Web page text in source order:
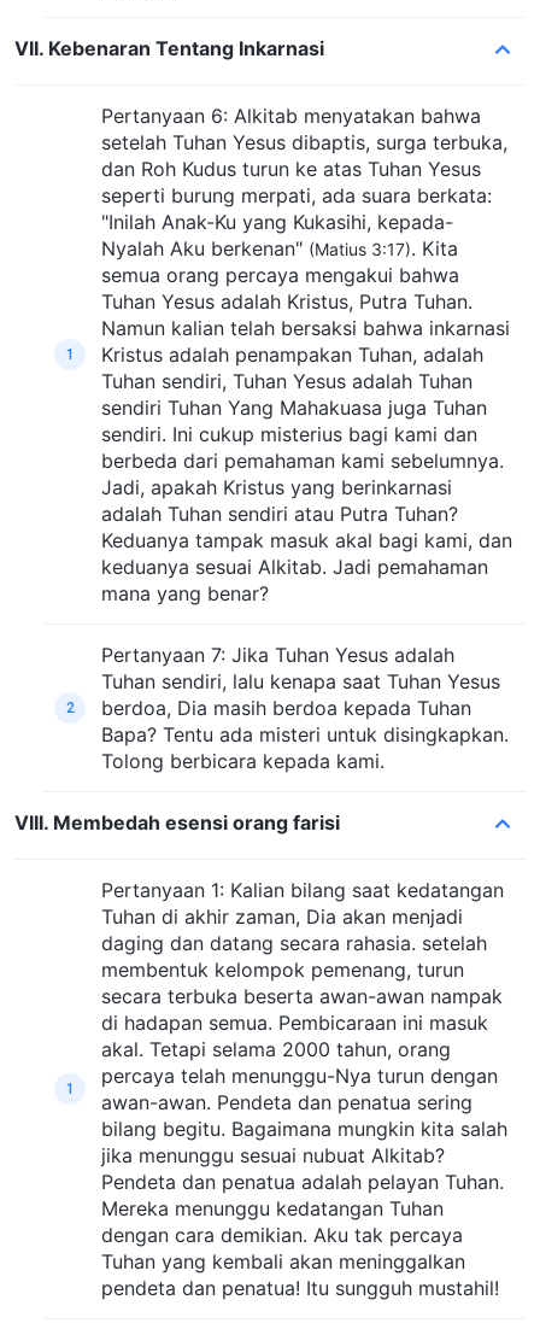
VII. Kebenaran Tentang Inkarnasi
1
Pertanyaan 6: Alkitab menyatakan bahwa
setelah Tuhan Yesus dibaptis, surga terbuka,
dan Roh Kudus turun ke atas Tuhan Yesus
seperti burung merpati, ada suara berkata:
"Inilah Anak-Ku yang Kukasihi, kepada-
Nyalah Aku berkenan" (Matius 3:17). Kita
semua orang percaya mengakui bahwa
Tuhan Yesus adalah Kristus, Putra Tuhan.
Namun kalian telah bersaksi bahwa inkarnasi
Kristus adalah penampakan Tuhan, adalah
Tuhan sendiri, Tuhan Yesus adalah Tuhan
sendiri Tuhan Yang Mahakuasa juga Tuhan
sendiri. Ini cukup misterius bagi kami dan
berbeda dari pemahaman kami sebelumnya.
Jadi, apakah Kristus yang berinkarnasi
adalah Tuhan sendiri atau Putra Tuhan?
Keduanya tampak masuk akal bagi kami, dan
keduanya sesuai Alkitab. Jadi pemahaman
mana yang benar?
2
Pertanyaan 7: Jika Tuhan Yesus adalah
Tuhan sendiri, lalu kenapa saat Tuhan Yesus
berdoa, Dia masih berdoa kepada Tuhan
Bapa? Tentu ada misteri untuk disingkapkan.
Tolong berbicara kepada kami.
VIII. Membedah esensi orang farisi
1
Pertanyaan 1: Kalian bilang saat kedatangan
Tuhan di akhir zaman, Dia akan menjadi
daging dan datang secara rahasia. setelah
membentuk kelompok pemenang, turun
secara terbuka beserta awan-awan nampak
di hadapan semua. Pembicaraan ini masuk
akal. Tetapi selama 2000 tahun, orang
percaya telah menunggu-Nya turun dengan
awan-awan. Pendeta dan penatua sering
bilang begitu. Bagaimana mungkin kita salah
jika menunggu sesuai nubuat Alkitab?
Pendeta dan penatua adalah pelayan Tuhan.
Mereka menunggu kedatangan Tuhan
dengan cara demikian. Aku tak percaya
Tuhan yang kembali akan meninggalkan
pendeta dan penatua! Itu sungguh mustahil!